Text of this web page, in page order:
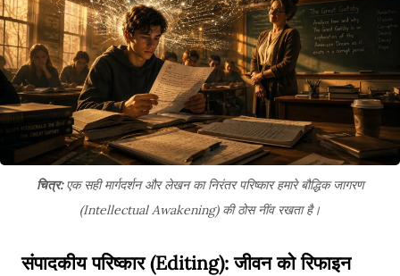
चित्र:एक सही मार्गदर्शन और लेखन का निरंतर परिष्कार हमारे बौद्धिक जागरण
(Intellectual Awakening) की ठोस नींव रखता है।
संपादकीय परिष्कार (Editing): जीवन को रिफाइन